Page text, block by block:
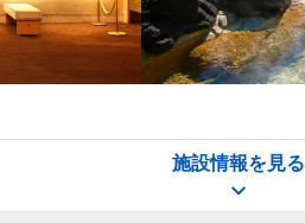
施設情報を見る